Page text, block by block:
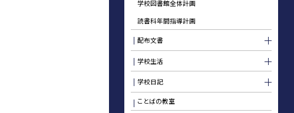
学校図書館全体計画
読書科年間指導計画
配布文書
学校生活
学校日記
ことばの教室